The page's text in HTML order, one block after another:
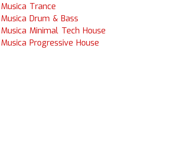
Musica Trance
Musica Drum & Bass
Musica Minimal Tech House
Musica Progressive House